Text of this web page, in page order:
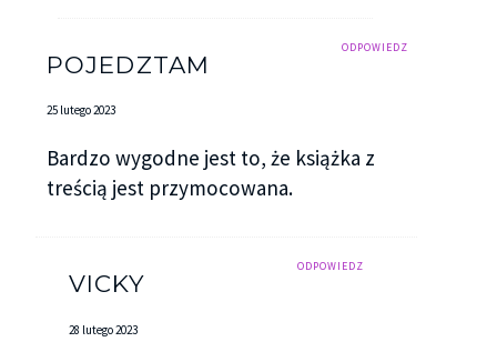
ODPOWIEDZ
POJEDZTAM
25 lutego 2023
Bardzo wygodne jest to, że książka z
treścią jest przymocowana.
ODPOWIEDZ
VICKY
28 lutego 2023